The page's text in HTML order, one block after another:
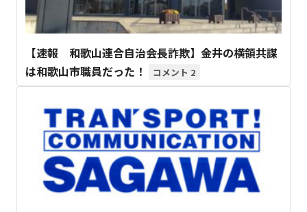
【速報 和歌山連合自治会長詐欺】金井の横領共謀
は和歌山市職員だった！
2